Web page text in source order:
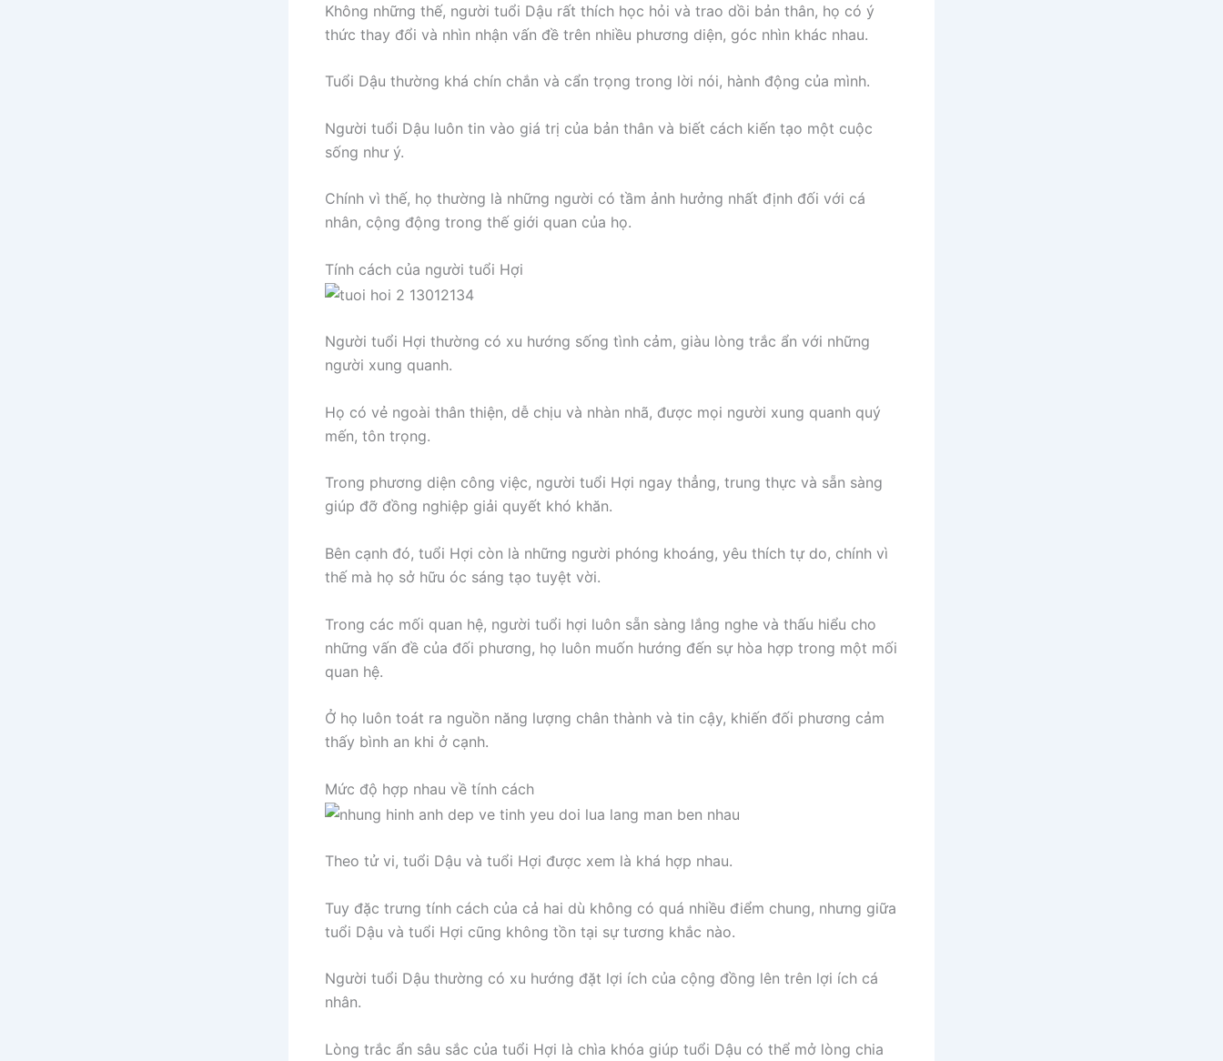
Không những thế, người tuổi Dậu rất thích học hỏi và trao dồi bản thân, họ có ý
thức thay đổi và nhìn nhận vấn đề trên nhiều phương diện, góc nhìn khác nhau.
Tuổi Dậu thường khá chín chắn và cẩn trọng trong lời nói, hành động của mình.
Người tuổi Dậu luôn tin vào giá trị của bản thân và biết cách kiến tạo một cuộc
sống như ý.
Chính vì thế, họ thường là những người có tầm ảnh hưởng nhất định đối với cá
nhân, cộng động trong thế giới quan của họ.
Tính cách của người tuổi Hợi
Người tuổi Hợi thường có xu hướng sống tình cảm, giàu lòng trắc ẩn với những
người xung quanh.
Họ có vẻ ngoài thân thiện, dễ chịu và nhàn nhã, được mọi người xung quanh quý
mến, tôn trọng.
Trong phương diện công việc, người tuổi Hợi ngay thẳng, trung thực và sẵn sàng
giúp đỡ đồng nghiệp giải quyết khó khăn.
Bên cạnh đó, tuổi Hợi còn là những người phóng khoáng, yêu thích tự do, chính vì
thế mà họ sở hữu óc sáng tạo tuyệt vời.
Trong các mối quan hệ, người tuổi hợi luôn sẵn sàng lắng nghe và thấu hiểu cho
những vấn đề của đối phương, họ luôn muốn hướng đến sự hòa hợp trong một mối
quan hệ.
Ở họ luôn toát ra nguồn năng lượng chân thành và tin cậy, khiến đối phương cảm
thấy bình an khi ở cạnh.
Mức độ hợp nhau về tính cách
Theo tử vi, tuổi Dậu và tuổi Hợi được xem là khá hợp nhau.
Tuy đặc trưng tính cách của cả hai dù không có quá nhiều điểm chung, nhưng giữa
tuổi Dậu và tuổi Hợi cũng không tồn tại sự tương khắc nào.
Người tuổi Dậu thường có xu hướng đặt lợi ích của cộng đồng lên trên lợi ích cá
nhân.
Lòng trắc ẩn sâu sắc của tuổi Hợi là chìa khóa giúp tuổi Dậu có thể mở lòng chia